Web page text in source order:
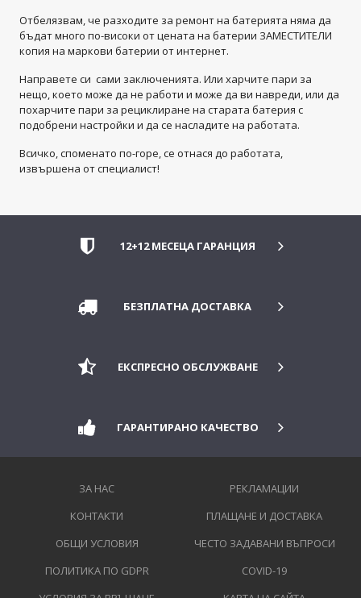
Отбелязвам, че разходите за ремонт на батерията няма да
бъдат много по-високи от цената на батерии ЗАМЕСТИТЕЛИ
копия на маркови батерии от интернет.
Направете си сами заключенията. Или харчите пари за
нещо, което може да не работи и може да ви навреди, или да
похарчите пари за рециклиране на старата батерия с
подобрени настройки и да се насладите на работата.
Всичко, споменато по-горе, се отнася до работата,
извършена от специалист!
12+12 МЕСЕЦА ГАРАНЦИЯ
БЕЗПЛАТНА ДОСТАВКА
ЕКСПРЕСНО ОБСЛУЖВАНЕ
ГАРАНТИРАНО КАЧЕСТВО
ЗА НАС
КОНТАКТИ
ОБЩИ УСЛОВИЯ
ПОЛИТИКА ПО GDPR
РЕКЛАМАЦИИ
ПЛАЩАНЕ И ДОСТАВКА
ЧЕСТО ЗАДАВАНИ ВЪПРОСИ
COVID-19